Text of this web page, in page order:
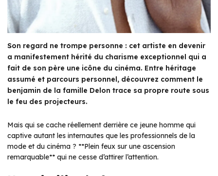
Son regard ne trompe personne : cet artiste en devenir
a manifestement hérité du charisme exceptionnel qui a
fait de son père une icône du cinéma. Entre héritage
assumé et parcours personnel, découvrez comment le
benjamin de la famille Delon trace sa propre route sous
le feu des projecteurs.
Mais qui se cache réellement derrière ce jeune homme qui
captive autant les internautes que les professionnels de la
mode et du cinéma ? **Plein feux sur une ascension
remarquable** qui ne cesse d’attirer l’attention.